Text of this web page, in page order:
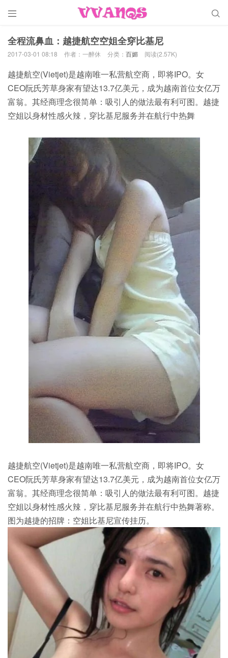
 
全程流鼻血：越捷航空空姐全穿比基尼
2017-03-01 08:18 作者：一醉休 分类： 百媚 阅读(2.57K)
越捷航空(Vietjet)是越南唯一私营航空商，即将IPO。女
CEO阮氏芳草身家有望达13.7亿美元，成为越南首位女亿万
富翁。其经商理念很简单：吸引人的做法最有利可图。越捷
空姐以身材性感火辣，穿比基尼服务并在航行中热舞
越捷航空(Vietjet)是越南唯一私营航空商，即将IPO。女
CEO阮氏芳草身家有望达13.7亿美元，成为越南首位女亿万
富翁。其经商理念很简单：吸引人的做法最有利可图。越捷
空姐以身材性感火辣，穿比基尼服务并在航行中热舞著称。
图为越捷的招牌：空姐比基尼宣传挂历。